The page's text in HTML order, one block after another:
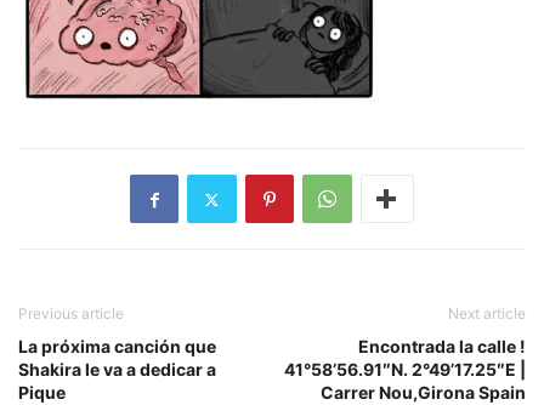
Previous article
La próxima canción que
Shakira le va a dedicar a
Pique
Next article
Encontrada la calle !
41°58’56.91″N. 2°49’17.25″E |
Carrer Nou,Girona Spain